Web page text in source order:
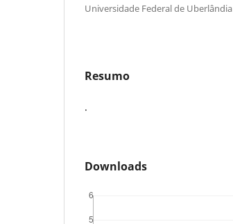
Universidade Federal de Uberlândia
Resumo
.
Downloads